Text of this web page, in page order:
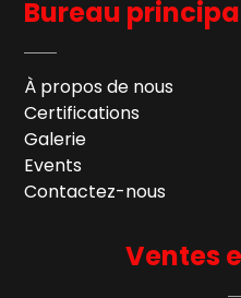
Bureau
À propos de nous
Certifications
Galerie
Events
Contactez-nous
Ventes